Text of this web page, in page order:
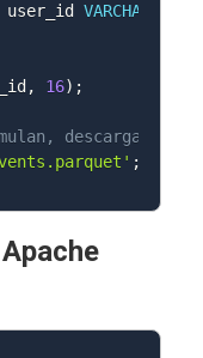
user_id VARCHAR
, 16) ;
descargas
;